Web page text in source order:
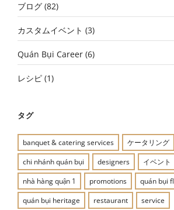
ブログ (82)
カスタムイベント (3)
Quán Bụi Career (6)
レシピ (1)
タグ
banquet & catering services ケータリング
chi nhánh quán bụi
designers イベント
nhà hàng quận 1
promotions
quán bụi
quán bụi heritage
restaurant service